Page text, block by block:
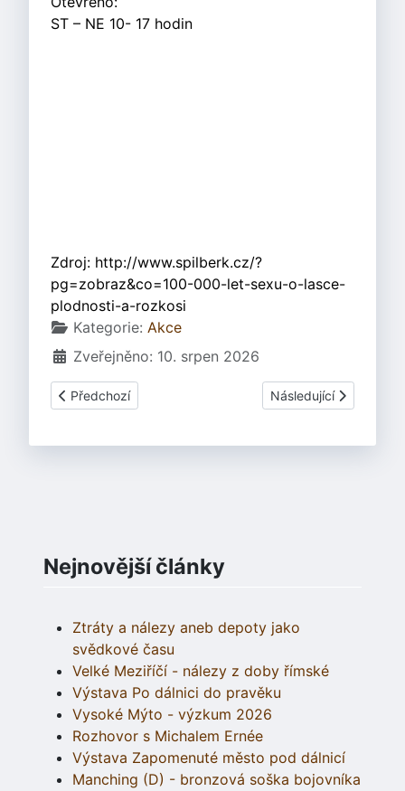
ST – NE 10- 17 hodin
Zdroj: http://www.spilberk.cz/?
pg=zobraz&co=100-000-let-sexu-o-lasce-
plodnosti-a-rozkosi
Základní údaje
Kategorie: Akce
Zveřejněno: 10. srpen 2026
Předchozí článek: Beltine 2009 - Oživená historie
Předchozí Další článek: Výstava
Následující
Nejnovější články
Ztráty a nálezy aneb depoty jako
svědkové času
Velké Meziříčí - nálezy z doby římské
Výstava Po dálnici do pravěku
Vysoké Mýto - výzkum 2026
Rozhovor s Michalem Ernée
Výstava Zapomenuté město pod dálnicí
Manching (D) - bronzová soška bojovníka